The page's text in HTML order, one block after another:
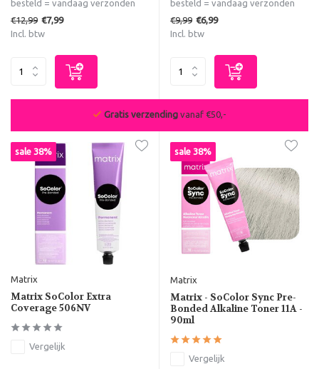
besteld = vandaag verzonden
€12,99 €7,99
Incl. btw
besteld = vandaag verzonden
€9,99 €6,99
Incl. btw
De beste deals van NL & BE
sale 38%
Matrix
Matrix SoColor Extra
Coverage 506NV
Vergelijk
sale 38%
Matrix
Matrix - SoColor Sync Pre-
Bonded Alkaline Toner 11A -
90ml
Vergelijk